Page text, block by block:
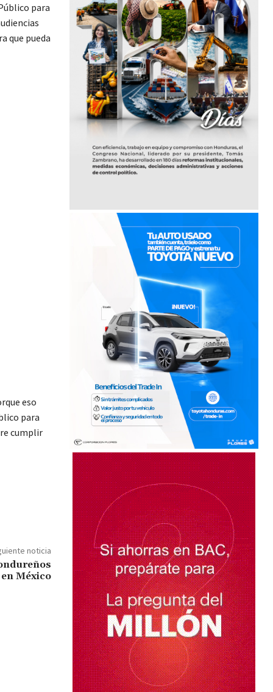
para
que pueda
eso
para
cumplir
noticia
México